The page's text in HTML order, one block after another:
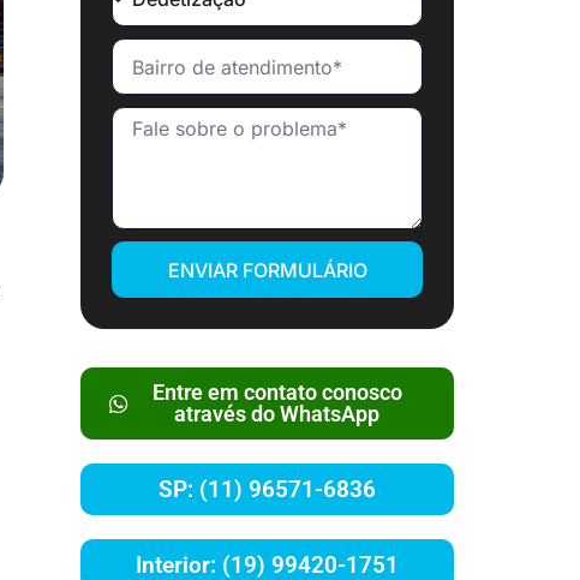
ENVIAR FORMULÁRIO
Entre em contato conosco
através do WhatsApp
SP: (11) 96571-6836
Interior: (19) 99420-1751